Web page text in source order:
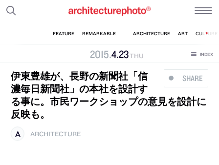
2015.4.23THU
SHARE
伊東豊雄が、長野の新聞社「信
濃毎日新聞社」の本社を設計す
る事に。市民ワークショップの意見を設計に
反映も。
ARCHITECTURE